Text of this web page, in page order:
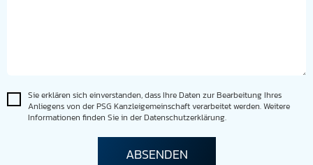
Sie erklären sich einverstanden, dass Ihre Daten zur Bearbeitung Ihres
Anliegens von der PSG Kanzleigemeinschaft verarbeitet werden. Weitere
Informationen finden Sie in der Datenschutzerklärung.